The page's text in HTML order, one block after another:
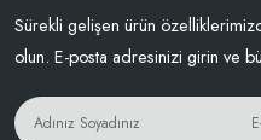
Sürekli gelişen ürün
olun. E-posta adresinizi girin ve